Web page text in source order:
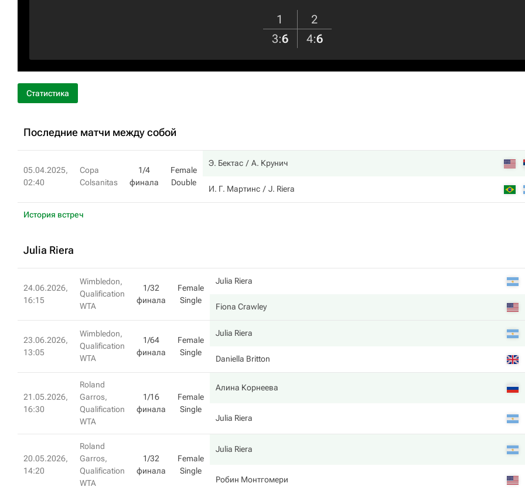
1
2
3:6 4:6
Статистика
Последние матчи между собой
05.04.2025,
02:40
Copa
Colsanitas
1/4
финала
Female
Double
Э. Бектас А. Крунич
И. Г. Мартинс J. Riera
История встреч
Julia Riera
24.06.2026,
16:15
Wimbledon,
Qualification
WTA
1/32
финала
Female
Single
Julia Riera
Fiona Crawley
23.06.2026,
13:05
Wimbledon,
Qualification
WTA
1/64
финала
Female
Single
Julia Riera
Daniella Britton
21.05.2026,
16:30
Roland
Garros,
Qualification
WTA
1/16
финала
Female
Single
Алина Корнеева
Julia Riera
20.05.2026,
14:20
Roland
Garros,
Qualification
WTA
1/32
финала
Female
Single
Julia Riera
Робин Монтгомери